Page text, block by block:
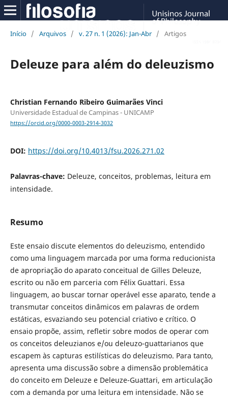
Início / Arquivos / v. 27 n. 1 (2026): Jan-Abr / Artigos
Deleuze para além do deleuzismo
Christian Fernando Ribeiro Guimarães Vinci
Universidade Estadual de Campinas - UNICAMP
https://orcid.org/0000-0003-2914-3032
DOI: https://doi.org/10.4013/fsu.2026.271.02
Palavras-chave: Deleuze, conceitos, problemas, leitura em
intensidade.
Resumo
Este ensaio discute elementos do deleuzismo, entendido
como uma linguagem marcada por uma forma reducionista
de apropriação do aparato conceitual de Gilles Deleuze,
escrito ou não em parceria com Félix Guattari. Essa
linguagem, ao buscar tornar operável esse aparato, tende a
transmutar conceitos dinâmicos em palavras de ordem
estáticas, esvaziando seu potencial criativo e crítico. O
ensaio propõe, assim, refletir sobre modos de operar com
os conceitos deleuzianos e/ou deleuzo-guattarianos que
escapem às capturas estilísticas do deleuzismo. Para tanto,
apresenta uma discussão sobre a dimensão problemática
do conceito em Deleuze e Deleuze-Guattari, em articulação
com a demanda por uma leitura em intensidade. Não se